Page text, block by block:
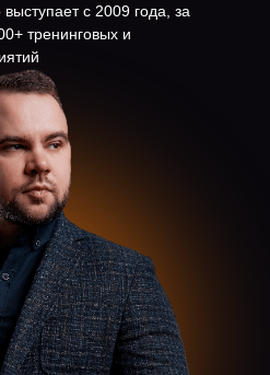
с 2009 года, за
тренинговых и